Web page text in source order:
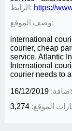
الرابط: https://
وصف الموقع:
international
courier, cheap
service. Atlantic
International
courier needs to
16/12/2019
الموقع: 3,274